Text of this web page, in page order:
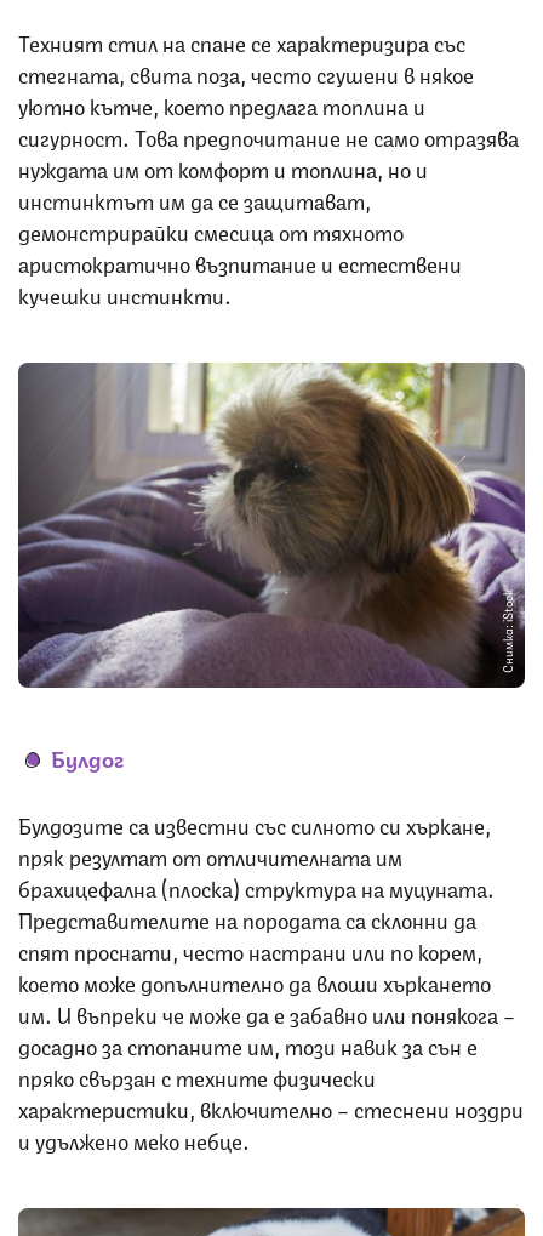
Техният стил на спане се характеризира със
стегната, свита поза, често сгушени в някое
уютно кътче, което предлага топлина и
сигурност. Това предпочитание не само отразява
нуждата им от комфорт и топлина, но и
инстинктът им да се защитават,
демонстрирайки смесица от тяхното
аристократично възпитание и естествени
кучешки инстинкти.
Снимка: iStock
Булдог
Булдозите са известни със силното си хъркане,
пряк резултат от отличителната им
брахицефална (плоска) структура на муцуната.
Представителите на породата са склонни да
спят проснати, често настрани или по корем,
което може допълнително да влоши хъркането
им. И въпреки че може да е забавно или понякога –
досадно за стопаните им, този навик за сън е
пряко свързан с техните физически
характеристики, включително – стеснени ноздри
и удължено меко небце.